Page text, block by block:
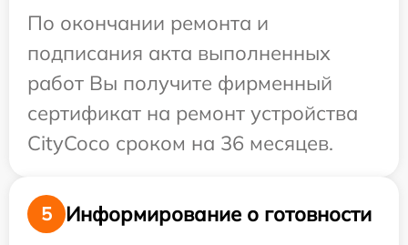
По окончании ремонта и
подписания акта выполненных
работ Вы получите фирменный
сертификат на ремонт устройства
CityCoco сроком на 36 месяцев.
5
Информирование о готовности